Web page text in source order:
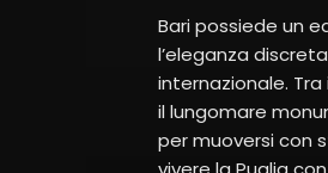
Bari possiede un
l’eleganza
internazionale.
il lungomare
per muoversi con